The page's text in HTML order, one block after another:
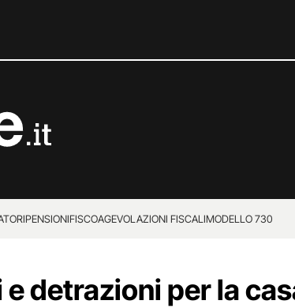
PENSIONIFISCOAGEVOLAZIONI FISCALIMODELLO 730
detrazioni per la